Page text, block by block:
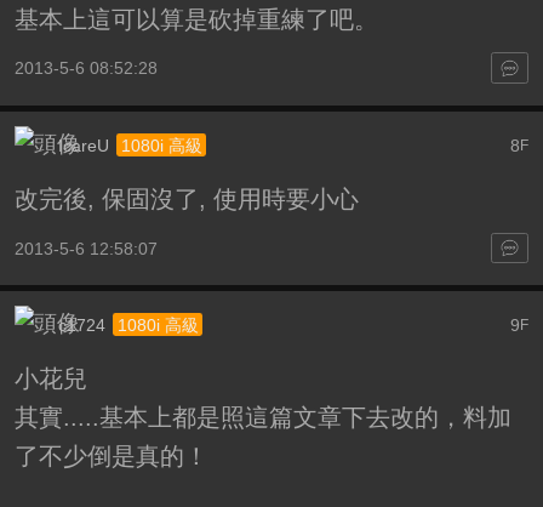
基本上這可以算是砍掉重練了吧。
2013-5-6 08:52:28
8 F
IcareU 1080i 高級
改完後, 保固沒了, 使用時要小心
2013-5-6 12:58:07
9 F
c1724 1080i 高級
小花兒
其實.....基本上都是照這篇文章下去改的，料加
了不少倒是真的！